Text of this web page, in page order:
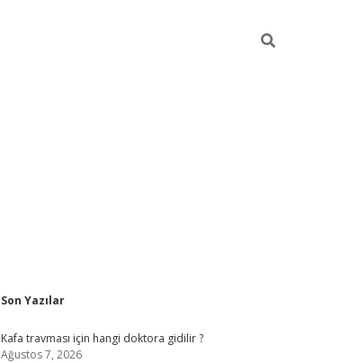
Sidebar
Son Yazılar
Kafa travması için hangi doktora gidilir ?
Ağustos 7, 2026